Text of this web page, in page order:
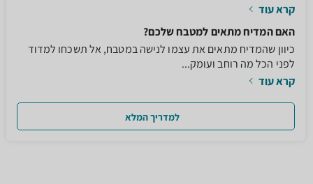
קרא עוד
האם המדיח מתאים למטבח שלכם?
כיוון שהמדיח מתאים את עצמו לנישה במטבח, אל תשכחו למדוד
לפני הכל מה רוחב ועומק...
קרא עוד
למדריך המלא